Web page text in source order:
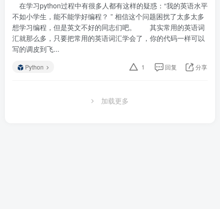
在学习python过程中有很多人都有这样的疑惑：“我的英语水平
不如小学生，能不能学好编程？ ” 相信这个问题困扰了太多太多
想学习编程，但是英文不好的同志们吧。 其实常用的英语词
汇就那么多，只要把常用的英语词汇学会了，你的代码一样可以
写的调皮到飞...
Python 1 回复 分享
加载更多